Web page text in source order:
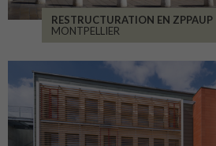
RESTRUCTURATION EN ZPPAUP
MONTPELLIER